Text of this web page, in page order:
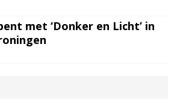
met ‘Donker en Licht’ in